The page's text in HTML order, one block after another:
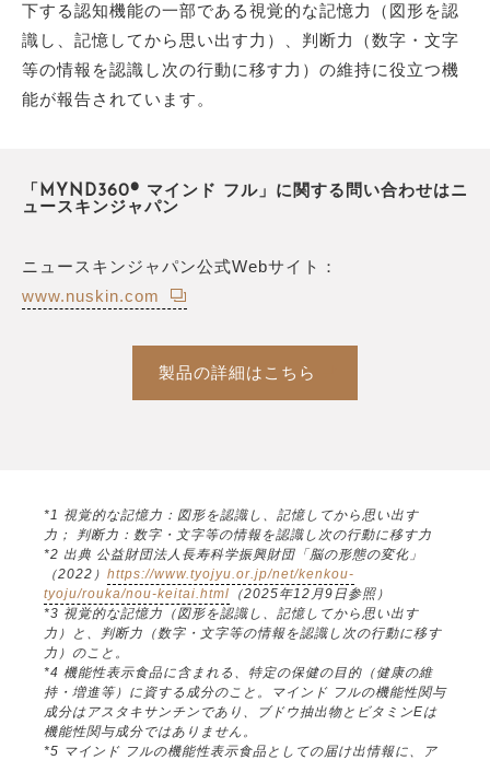
下する認知機能の一部である視覚的な記憶力（図形を認
識し、記憶してから思い出す力）、判断力（数字・文字
等の情報を認識し次の行動に移す力）の維持に役立つ機
能が報告されています。
「MYND360® マインド フル」に関する問い合わせはニ
ュースキンジャパン
ニュースキンジャパン公式Webサイト：
www.nuskin.com
製品の詳細はこちら
*1 視覚的な記憶力：図形を認識し、記憶してから思い出す
力； 判断力：数字・文字等の情報を認識し次の行動に移す力
*2 出典 公益財団法人長寿科学振興財団「脳の形態の変化」
（2022） https://www.tyojyu.or.jp/net/kenkou-
tyoju/rouka/nou-keitai.html （2025年12月9日参照）
*3 視覚的な記憶力（図形を認識し、記憶してから思い出す
力）と、判断力（数字・文字等の情報を認識し次の行動に移す
力）のこと。
*4 機能性表示食品に含まれる、特定の保健の目的（健康の維
持・増進等）に資する成分のこと。マインド フルの機能性関与
成分はアスタキサンチンであり、ブドウ抽出物とビタミンEは
機能性関与成分ではありません。
*5 マインド フルの機能性表示食品としての届け出情報に、ア